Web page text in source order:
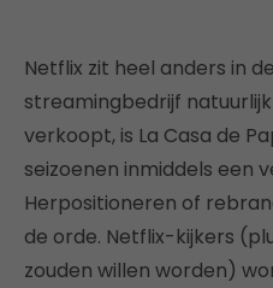
Netflix zit heel anders in
streamingbedrijf
verkoopt, is La Casa de
seizoenen inmiddels een
Herpositioneren of
de orde. Netflix-kijkers
zouden willen worden)